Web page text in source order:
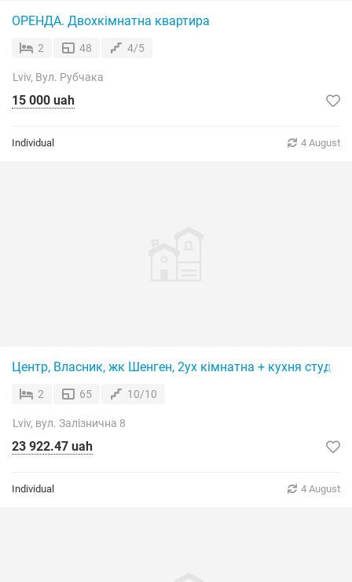
ОРЕНДА. Двохкімнатна квартира
2 48 4/5
Lviv, Вул. Рубчака
15 000 uah
Individual 4 August
Центр, Власник, жк Шенген, 2ух кімнатна + кухня студія,
2 65 10/10
Lviv, вул. Залізнична 8
23 922.47 uah
Individual 4 August